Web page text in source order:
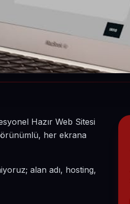
Hazır Web Sitesi
her ekrana
alan adı, hosting,